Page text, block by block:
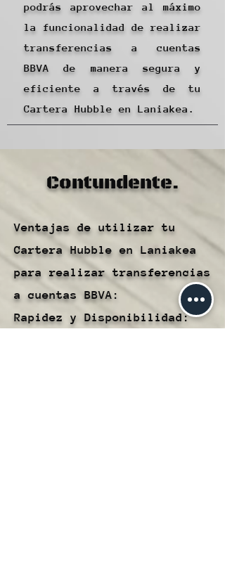
podrás aprovechar al máximo
la funcionalidad de realizar
transferencias a cuentas
BBVA de manera segura y
eficiente a través de tu
Cartera Hubble en Laniakea.
Contundente.
Ventajas de utilizar tu
Cartera Hubble en Laniakea
para realizar transferencias
a cuentas BBVA:
Rapidez y Disponibilidad: